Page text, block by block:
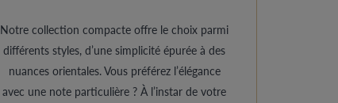
Notre collection compacte offre le choix parmi
différents styles, d’une simplicité épurée à des
nuances orientales. Vous préférez l’élégance
avec une note particulière ? À l’instar de votre